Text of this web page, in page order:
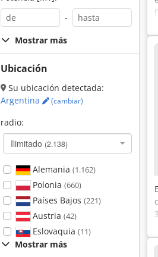
-
Mostrar más
Ubicación
Su ubicación detectada:
Argentina
(cambiar)
radio:
Ilimitado (2.138)
Alemania (1.162)
Polonia (660)
Países Bajos (221)
Austria (42)
Eslovaquia (11)
Mostrar más